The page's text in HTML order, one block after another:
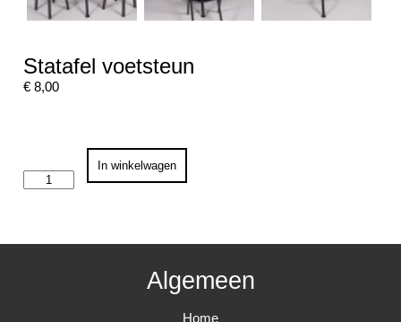
Statafel voetsteun
€ 8,00
voetsteun
aantal
In winkelwagen
Algemeen
Home